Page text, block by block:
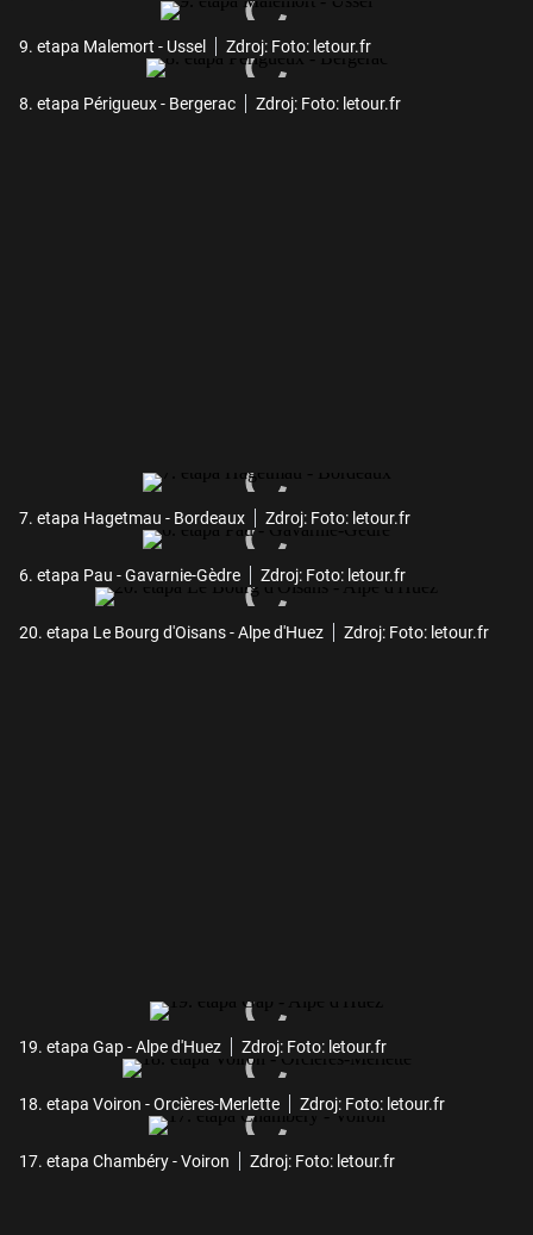
9. etapa Malemort - Ussel Zdroj: Foto: letour.fr
8. etapa Périgueux - Bergerac Zdroj: Foto: letour.fr
7. etapa Hagetmau - Bordeaux Zdroj: Foto: letour.fr
6. etapa Pau - Gavarnie-Gèdre Zdroj: Foto: letour.fr
20. etapa Le Bourg d'Oisans - Alpe d'Huez Zdroj: Foto: letour.fr
19. etapa Gap - Alpe d'Huez Zdroj: Foto: letour.fr
18. etapa Voiron - Orcières-Merlette Zdroj: Foto: letour.fr
17. etapa Chambéry - Voiron Zdroj: Foto: letour.fr